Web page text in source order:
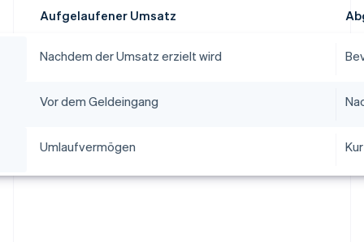
Aufgelaufener Umsatz
Nachdem der Umsatz erzielt wird
Vor dem Geldeingang
Umlaufvermögen